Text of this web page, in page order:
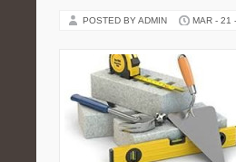
POSTED BY ADMIN MAR - 21